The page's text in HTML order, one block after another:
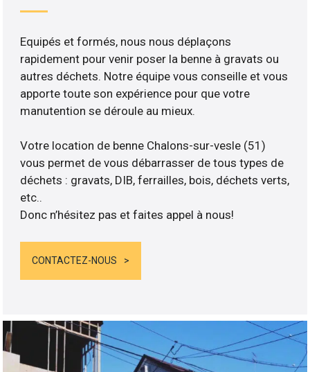
Equipés et formés, nous nous déplaçons
rapidement pour venir poser la benne à gravats ou
autres déchets. Notre équipe vous conseille et vous
apporte toute son expérience pour que votre
manutention se déroule au mieux.
Votre location de benne Chalons-sur-vesle (51)
vous permet de vous débarrasser de tous types de
déchets : gravats, DIB, ferrailles, bois, déchets verts,
etc..
Donc n’hésitez pas et faites appel à nous!
CONTACTEZ-NOUS